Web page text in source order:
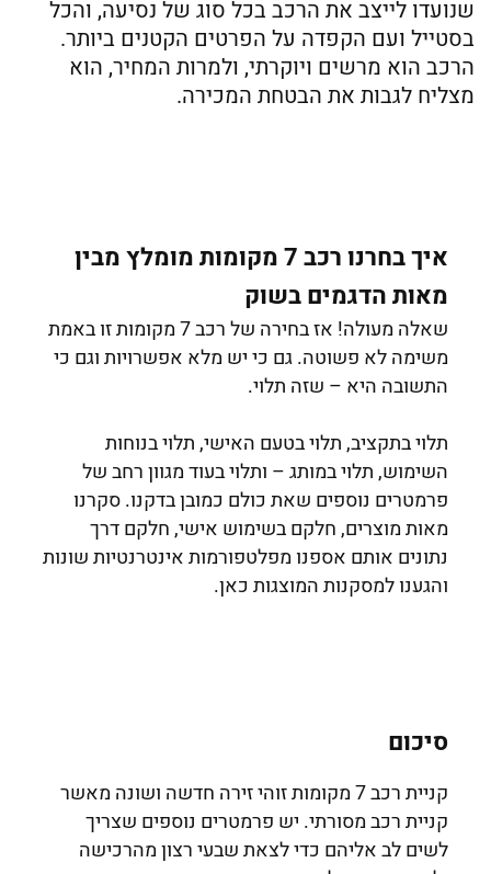
שנועדו לייצב את הרכב בכל סוג של נסיעה, והכל
בסטייל ועם הקפדה על הפרטים הקטנים ביותר.
הרכב הוא מרשים ויוקרתי, ולמרות המחיר, הוא
מצליח לגבות את הבטחת המכירה.
איך בחרנו רכב 7 מקומות מומלץ מבין
מאות הדגמים בשוק
שאלה מעולה! אז בחירה של רכב 7 מקומות זו באמת
משימה לא פשוטה. גם כי יש מלא אפשרויות וגם כי
התשובה היא – שזה תלוי.
תלוי בתקציב, תלוי בטעם האישי, תלוי בנוחות
השימוש, תלוי במותג – ותלוי בעוד מגוון רחב של
פרמטרים נוספים שאת כולם כמובן בדקנו. סקרנו
מאות מוצרים, חלקם בשימוש אישי, חלקם דרך
נתונים אותם אספנו מפלטפורמות אינטרנטיות שונות
והגענו למסקנות המוצגות כאן.
סיכום
קניית רכב 7 מקומות זוהי זירה חדשה ושונה מאשר
קניית רכב מסורתי. יש פרמטרים נוספים שצריך
לשים לב אליהם כדי לצאת שבעי רצון מהרכישה